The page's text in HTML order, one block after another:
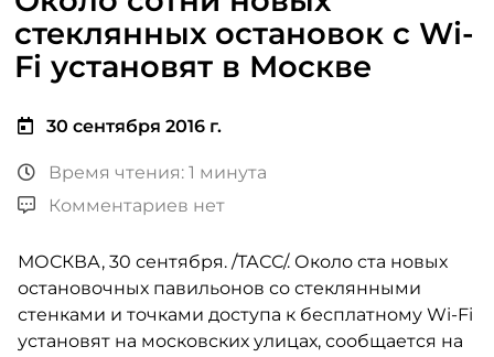
стеклянных остановок с Wi-
Fi установят в Москве
30 сентября 2016 г.
Время чтения: 1 минута
Комментариев нет
МОСКВА, 30 сентября. /ТАСС/. Около ста новых
остановочных павильонов со стеклянными
стенками и точками доступа к бесплатному Wi-Fi
установят на московских улицах, сообщается на